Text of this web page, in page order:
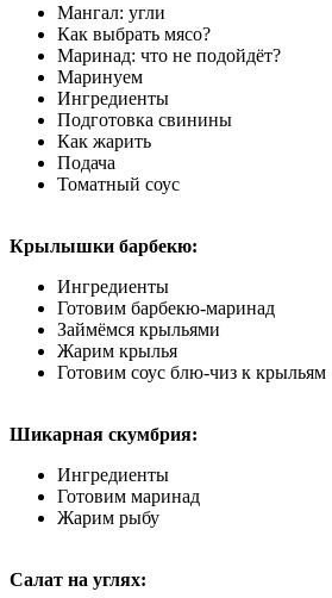
Мангал: угли
Как выбрать мясо?
Маринад: что не подойдёт?
Маринуем
Ингредиенты
Подготовка свинины
Как жарить
Подача
Томатный соус
Крылышки барбекю:
Ингредиенты
Готовим барбекю-маринад
Займёмся крыльями
Жарим крылья
Готовим соус блю-чиз к крыльям
Шикарная скумбрия:
Ингредиенты
Готовим маринад
Жарим рыбу
Салат на углях: